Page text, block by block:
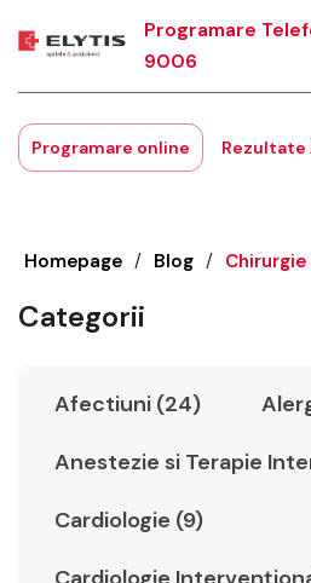
Programare
9006
Programare online Rezultate
Homepage / Blog / Chirurgie
Categorii
Afectiuni (24)
Anestezie si Terapie
Cardiologie (9)